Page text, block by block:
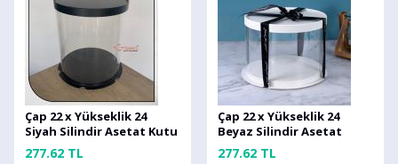
Çap 22 x Yükseklik 24
Siyah Silindir Asetat Kutu
(HM54)
277.62 TL
Çap 22 x Yükseklik 24
Beyaz Silindir Asetat
Kutu (HM54)
277.62 TL